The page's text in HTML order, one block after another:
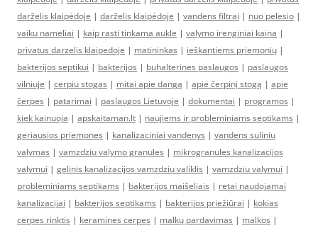
darželis klaipėdoje | darželis klaipėdoje | vandens filtrai | nuo pelesio |
vaiku nameliai | kaip rasti tinkama aukle | valymo irenginiai kaina |
privatus darzelis klaipedoje | matininkas | ieškantiems priemonių |
bakterijos septikui | bakterijos | buhalterines paslaugos | paslaugos
vilniuje | cerpiu stogas | mitai apie dangą | apie čerpinį stogą | apie
čerpes | patarimai | paslaugos Lietuvoje | dokumentai | programos |
kiek kainuoja | apskaitaman.lt | naujiems ir probleminiams septikams |
geriausios priemones | kanalizaciniai vandenys | vandens suliniu
valymas | vamzdziu valymo granules | mikrogranules kanalizacijos
valymui | gelinis kanalizacijos vamzdziu valiklis | vamzdziu valymui |
probleminiams septikams | bakterijos maišeliais | retai naudojamai
kanalizacijai | bakterijos septikams | bakterijos priežiūrai | kokias
cerpes rinktis | keramines cerpes | malkų pardavimas | malkos |